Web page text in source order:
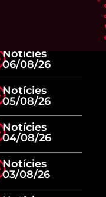
Notícies
06/08/26
Notícies
05/08/26
Notícies
04/08/26
Notícies
03/08/26